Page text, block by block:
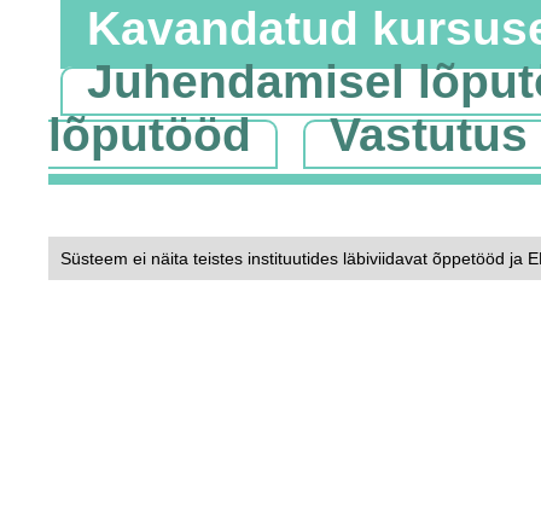
Kavandatud
Juhendamisel
lõputööd
Vastutus
Süsteem ei näita teistes instituutides läbiviidavat õppetööd ja